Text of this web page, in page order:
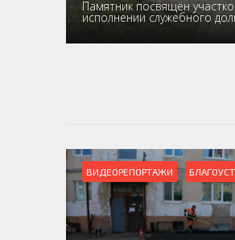
Памятник посвящён
исполнении служебного
ВИДЕОРЕПОРТАЖИ